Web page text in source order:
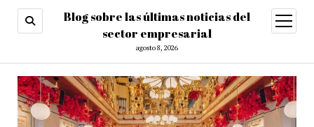
Blog sobre las últimas noticias del
sector empresarial
agosto 8, 2026
abrir
menú